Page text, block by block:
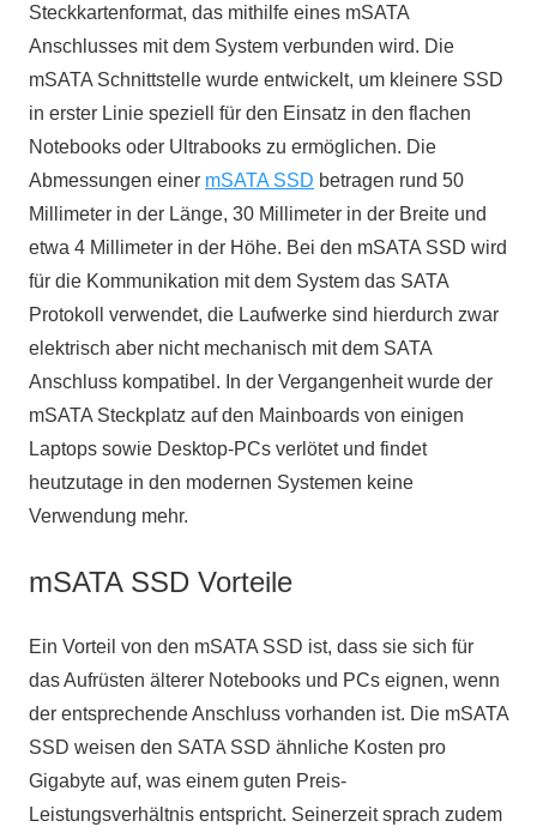
Steckkartenformat, das mithilfe eines mSATA
Anschlusses mit dem System verbunden wird. Die
mSATA Schnittstelle wurde entwickelt, um kleinere SSD
in erster Linie speziell für den Einsatz in den flachen
Notebooks oder Ultrabooks zu ermöglichen. Die
Abmessungen einer mSATA SSD betragen rund 50
Millimeter in der Länge, 30 Millimeter in der Breite und
etwa 4 Millimeter in der Höhe. Bei den mSATA SSD wird
für die Kommunikation mit dem System das SATA
Protokoll verwendet, die Laufwerke sind hierdurch zwar
elektrisch aber nicht mechanisch mit dem SATA
Anschluss kompatibel. In der Vergangenheit wurde der
mSATA Steckplatz auf den Mainboards von einigen
Laptops sowie Desktop-PCs verlötet und findet
heutzutage in den modernen Systemen keine
Verwendung mehr.
mSATA SSD Vorteile
Ein Vorteil von den mSATA SSD ist, dass sie sich für
das Aufrüsten älterer Notebooks und PCs eignen, wenn
der entsprechende Anschluss vorhanden ist. Die mSATA
SSD weisen den SATA SSD ähnliche Kosten pro
Gigabyte auf, was einem guten Preis-
Leistungsverhältnis entspricht. Seinerzeit sprach zudem